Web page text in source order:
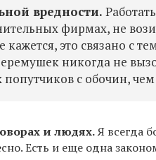
вредности.
фирмах, не
кажется, это связано с
никогда не
с обочин,
и людях.Я всегда
Есть и еще одна